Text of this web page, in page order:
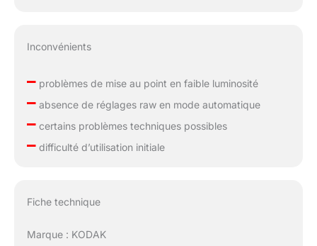
Inconvénients
–problèmes de mise au point en faible luminosité
–absence de réglages raw en mode automatique
–certains problèmes techniques possibles
–difficulté d’utilisation initiale
Fiche technique
Marque : KODAK